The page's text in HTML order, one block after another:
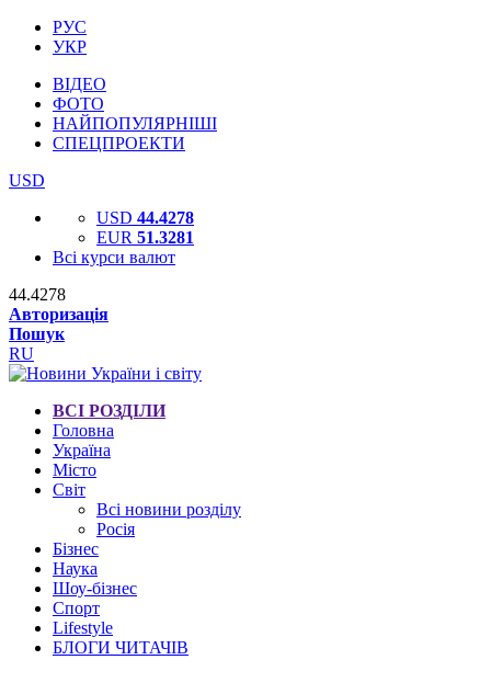
РУС
УКР
ВІДЕО
ФОТО
НАЙПОПУЛЯРНІШІ
СПЕЦПРОЕКТИ
USD
USD 44.4278
EUR 51.3281
Всі курси валют
44.4278
Авторизація
Пошук
RU
ВСІ РОЗДІЛИ
Головна
Україна
Місто
Світ
Всі новини розділу
Росія
Бізнес
Наука
Шоу-бізнес
Спорт
Lifestyle
БЛОГИ ЧИТАЧІВ